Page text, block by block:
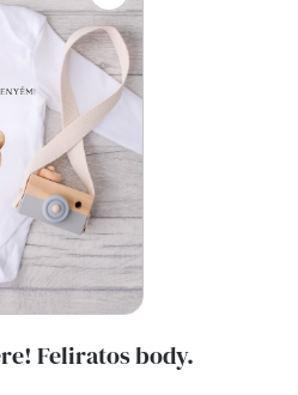
Feliratos body.